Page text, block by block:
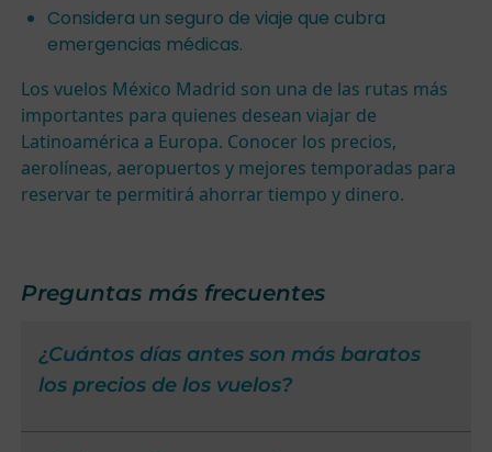
Considera un seguro de viaje que cubra
emergencias médicas.
Los vuelos México Madrid son una de las rutas más
importantes para quienes desean viajar de
Latinoamérica a Europa. Conocer los precios,
aerolíneas, aeropuertos y mejores temporadas para
reservar te permitirá ahorrar tiempo y dinero.
Preguntas más frecuentes
¿Cuántos días antes son más baratos
los precios de los vuelos?